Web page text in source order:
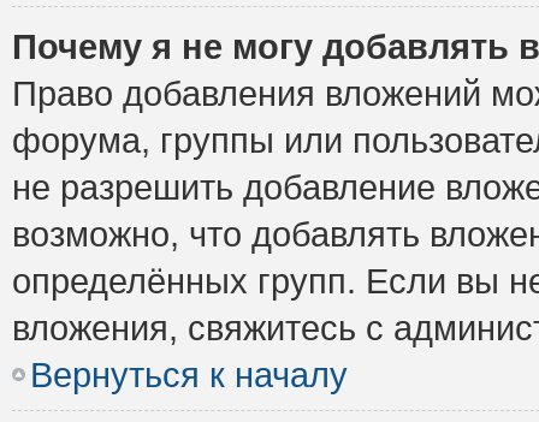
Почему я не могу добавлять
Право добавления вложений
форума, группы или
не разрешить добавление
возможно, что добавлять
определённых групп. Если вы
вложения, свяжитесь с
Вернуться к началу